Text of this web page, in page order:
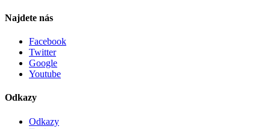
Najdete nás
Facebook
Twitter
Google
Youtube
Odkazy
Odkazy